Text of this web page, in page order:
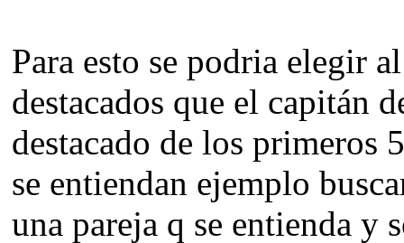
Para esto se podria elegir
destacados que el capitán
destacado de los primeros
se entiendan ejemplo
una pareja q se entienda y